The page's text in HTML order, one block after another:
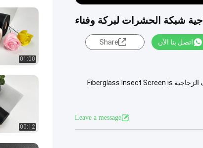
اتصل بنا الآن Share
18 * 14 0.33mm الفحم الفيبرجلاس الحشرات الحشرات للسباحة والفناء مقدمة المنتج لشاشة نافذة الألياف الزجاجية Fiberglass Insect Screen is
Leave a message
01:00
00:12